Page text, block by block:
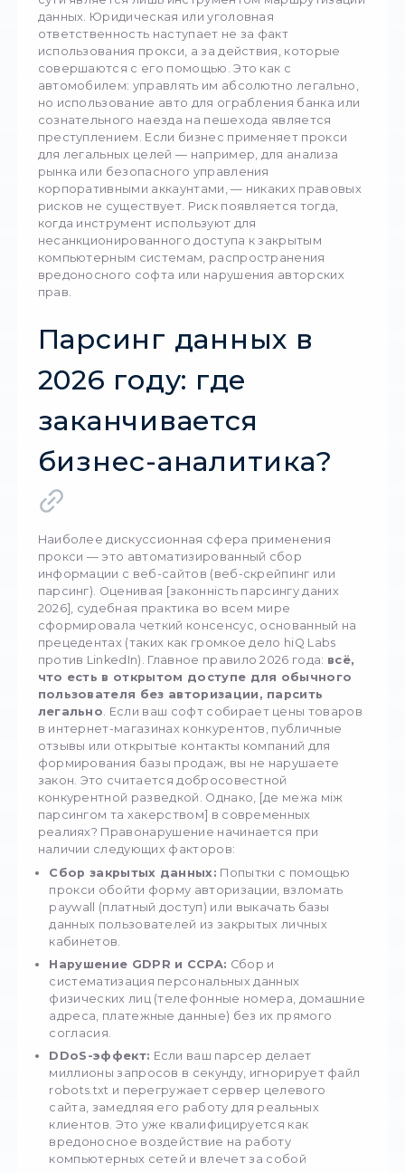
прокси: закон и
реальность
Главное, что нужно понимать с правовой
зрения: сама технология прокси-серверов
является на 100% законной в большинстве
мира. Если анализировать вопрос, [чи
використовувати проксі в Україні] (или в
странах Европы), ответ однозначный — да. В
местном законодательстве, в частности в
«Об электронных коммуникациях», нет ни
нормы, которая бы запрещала
Аналогичный подход действует в США и
Европейском Союзе. Прокси-сервер по
сути является лишь инструментом
данных. Юридическая или уголовная
ответственность наступает не за факт
совершаются с его помощью. Это как с
автомобилем: управлять им абсолютно
но использование авто для ограбления
преступлением. Если бизнес применяет
для легальных целей — например, для
рынка или безопасного управления
корпоративными аккаунтами, — никаких
рисков не существует. Риск появляется
когда инструмент используют для
несанкционированного доступа к закрытым
компьютерным системам,
вредоносного софта или нарушения
прав.
Парсинг данных в
2026 году: где
заканчивается
бизнес-
Наиболее дискуссионная сфера
прокси — это автоматизированный сбор
информации с веб-сайтов (веб-скрейпинг
парсинг). Оценивая [законність парсингу
2026], судебная практика во всем мире
сформировала четкий консенсус,